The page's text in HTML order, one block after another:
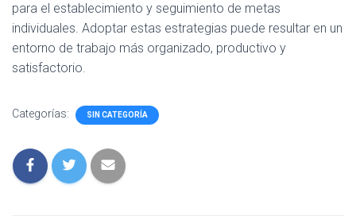
para el establecimiento y seguimiento de metas
individuales. Adoptar estas estrategias puede resultar en un
entorno de trabajo más organizado, productivo y
satisfactorio.
Categorías: SIN CATEGORÍA